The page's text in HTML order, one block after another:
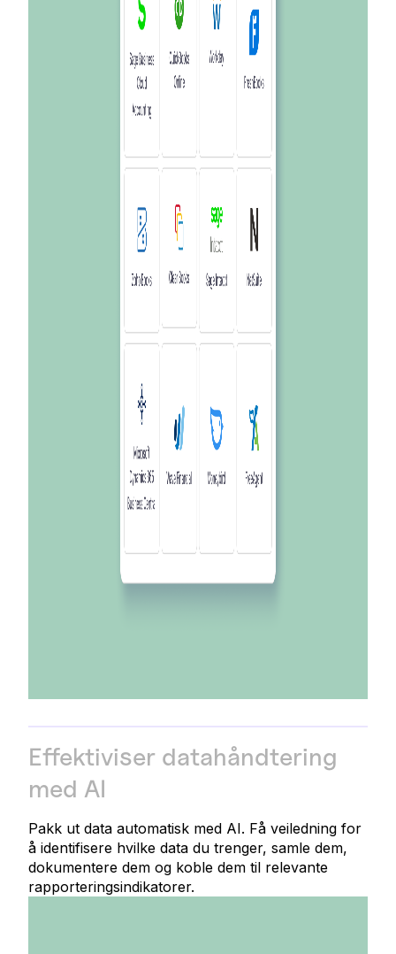
Effektiviser datahåndtering
med AI
Pakk ut data automatisk med AI. Få veiledning for
å identifisere hvilke data du trenger, samle dem,
dokumentere dem og koble dem til relevante
rapporteringsindikatorer.